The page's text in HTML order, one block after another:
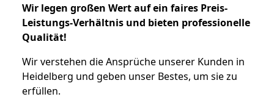
Wir legen großen Wert auf ein faires Preis-
Leistungs-Verhältnis und bieten professionelle
Qualität!
Wir verstehen die Ansprüche unserer Kunden in
Heidelberg und geben unser Bestes, um sie zu
erfüllen.